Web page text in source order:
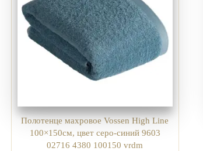
Полотенце махровое Vossen High Line
100×150см, цвет серо-синий 9603
02716 4380 100150 vrdm